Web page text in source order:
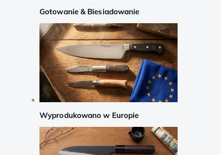
Gotowanie & Biesiadowanie
Wyprodukowano w Europie